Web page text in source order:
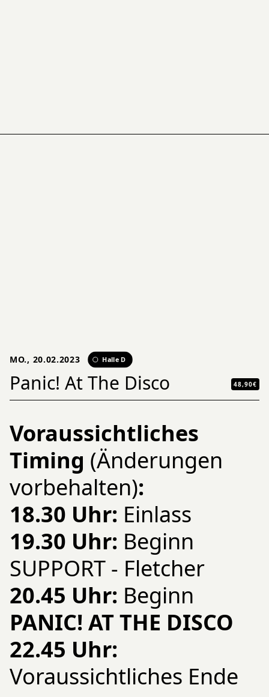
MO., 20.02.2023 Halle D
Panic! At The Disco 48,90€
Voraussichtliches
Timing (Änderungen
vorbehalten):
18.30 Uhr: Einlass
19.30 Uhr: Beginn
SUPPORT - Fletcher
20.45 Uhr: Beginn
PANIC! AT THE DISCO
22.45 Uhr:
Voraussichtliches Ende